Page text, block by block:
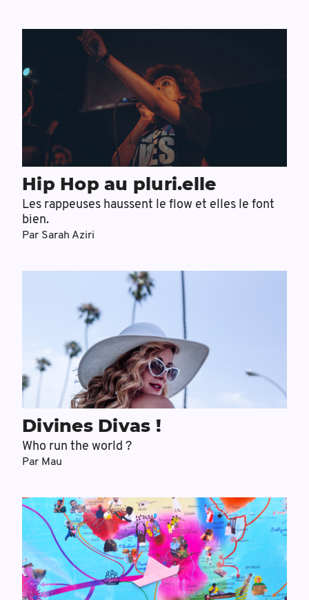
Hip Hop au pluri.elle
Les rappeuses haussent le flow et elles le font
bien.
Par Sarah Aziri
Divines Divas !
Who run the world ?
Par Mau